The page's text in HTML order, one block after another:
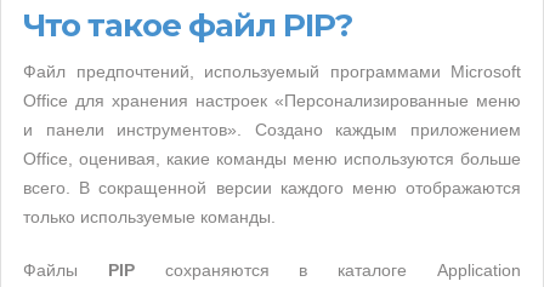
Что такое файл PIP?
Файл предпочтений, используемый программами Microsoft
Office для хранения настроек «Персонализированные меню
и панели инструментов». Создано каждым приложением
Office, оценивая, какие команды меню используются больше
всего. В сокращенной версии каждого меню отображаются
только используемые команды.
Файлы PIPсохраняются в каталоге Application